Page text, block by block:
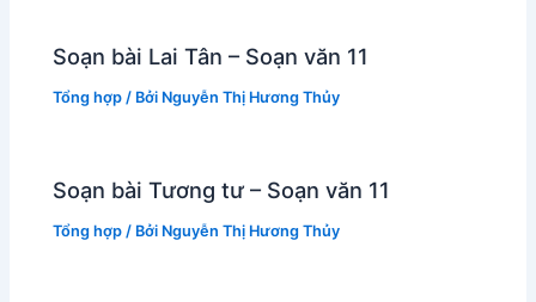
Soạn bài Lai Tân – Soạn văn 11
Tổng hợp / Bởi Nguyễn Thị Hương Thủy
Soạn bài Tương tư – Soạn văn 11
Tổng hợp / Bởi Nguyễn Thị Hương Thủy